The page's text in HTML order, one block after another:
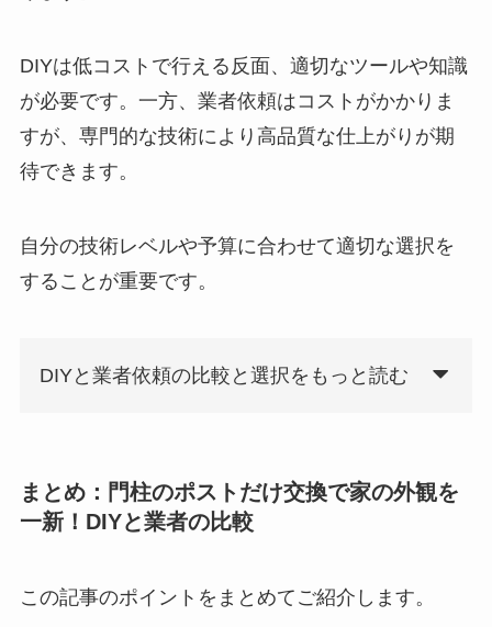
DIYは低コストで行える反面、適切なツールや知識
が必要です。一方、業者依頼はコストがかかりま
すが、専門的な技術により高品質な仕上がりが期
待できます。
自分の技術レベルや予算に合わせて適切な選択を
することが重要です。
DIYと業者依頼の比較と選択をもっと読む
まとめ：門柱のポストだけ交換で家の外観を
一新！DIYと業者の比較
この記事のポイントをまとめてご紹介します。